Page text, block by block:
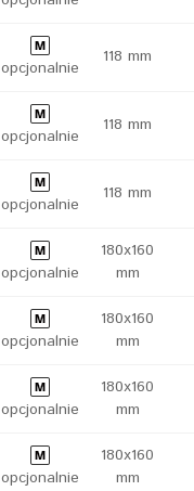
opcjonalnie
118 mm
opcjonalnie
118 mm
opcjonalnie
118 mm
opcjonalnie
180x160
mm
opcjonalnie
180x160
mm
opcjonalnie
180x160
mm
opcjonalnie
180x160
mm